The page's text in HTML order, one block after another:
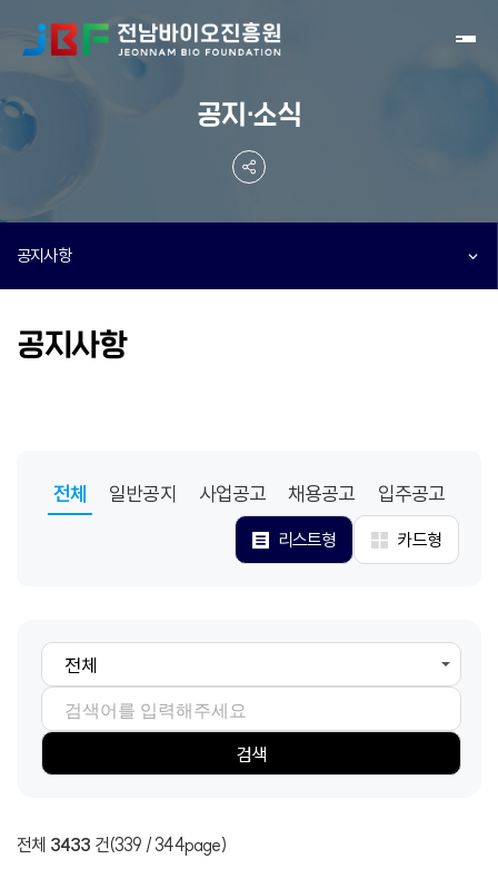
공지·소식
공지사항
공지사항
리스트형 카드형
전체 일반공지 사업공고 채용공고 입주공고
검색
전체 3433 건(339 / 344page)